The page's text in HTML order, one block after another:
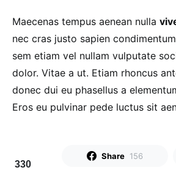
Maecenas tempus aenean nulla
nec cras justo sapien
sem etiam vel nullam vulputate
dolor. Vitae a ut. Etiam rhoncus
donec dui eu phasellus a
Eros eu pulvinar pede luctus sit
330
Share 156